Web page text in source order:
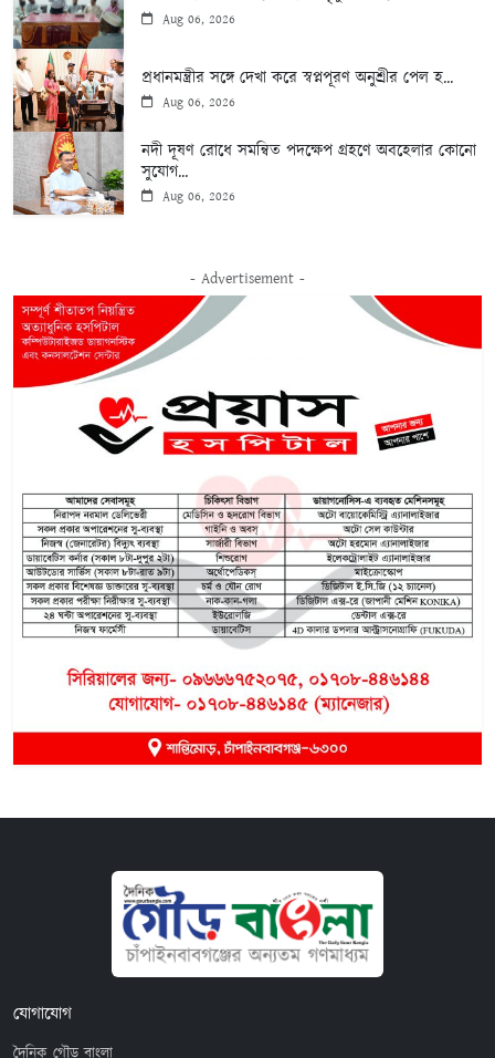
Aug 06, 2026
প্রধানমন্ত্রীর সঙ্গে দেখা করে স্বপ্নপূরণ অনুশ্রীর পেল হ...
Aug 06, 2026
নদী দূষণ রোধে সমন্বিত পদক্ষেপ গ্রহণে অবহেলার কোনো
সুযোগ...
Aug 06, 2026
- Advertisement -
যোগাযোগ